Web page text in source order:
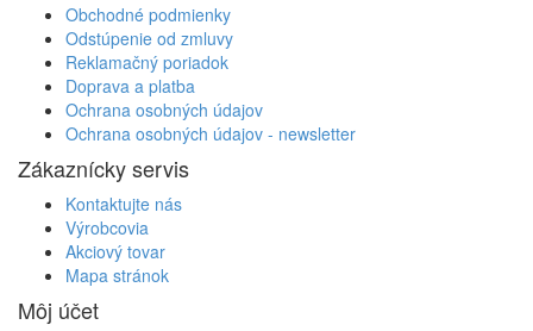
Obchodné podmienky
Odstúpenie od zmluvy
Reklamačný poriadok
Doprava a platba
Ochrana osobných údajov
Ochrana osobných údajov - newsletter
Zákaznícky servis
Kontaktujte nás
Výrobcovia
Akciový tovar
Mapa stránok
Môj účet